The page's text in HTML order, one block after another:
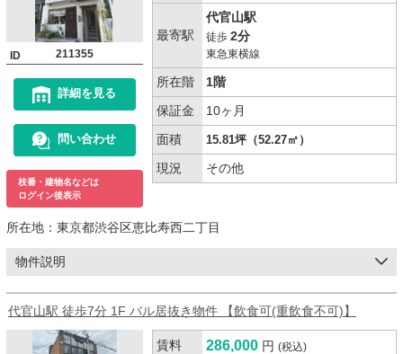
ID 211355
詳細を見る
問い合わせ
枝番・建物名などは
ログイン後表示
最寄駅
代官山駅
徒歩 2分
東急東横線
所在階
1階
保証金
10ヶ月
面積
15.81坪（52.27㎡）
現況 その他
所在地： 東京都渋谷区恵比寿西二丁目
物件説明
代官山駅 徒歩7分 1F バル居抜き物件 【飲食可(重飲食不可)】
賃料 286,000 円 (税込)